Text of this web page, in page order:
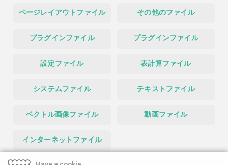
ページレイアウトファイル その他のファイル
プラグインファイル プラグインファイル
設定ファイル 表計算ファイル
システムファイル テキストファイル
ベクトル画像ファイル 動画ファイル
インターネットファイル